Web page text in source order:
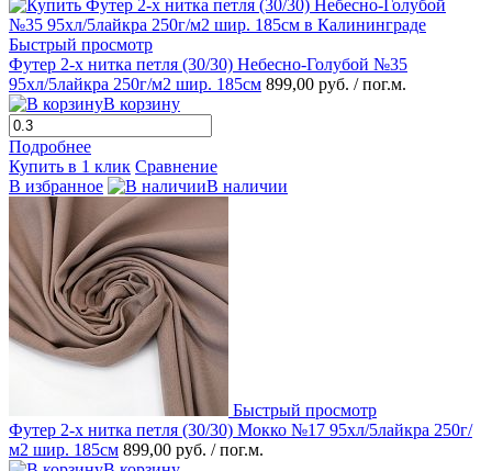
Быстрый просмотр
Футер 2-х нитка петля (30/30) Небесно-Голубой №35
95хл/5лайкра 250г/м2 шир. 185см 899,00 руб. / пог.м.
В корзину
Подробнее
Купить в 1 клик Сравнение
В избранное
В наличии
Быстрый просмотр
Футер 2-х нитка петля (30/30) Мокко №17 95хл/5лайкра 250г/
м2 шир. 185см 899,00 руб. / пог.м.